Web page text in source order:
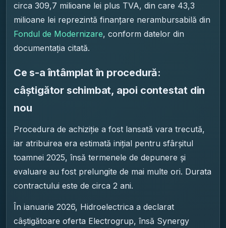
circa 309,7 milioane lei plus TVA, din care 43,3
milioane lei reprezintă finanțare nerambursabilă din
Fondul de Modernizare, conform datelor din
documentația citată.
Ce s-a întâmplat în procedură:
câștigător schimbat, apoi contestat din
nou
Procedura de achiziție a fost lansată vara trecută,
iar atribuirea era estimată inițial pentru sfârșitul
toamnei 2025, însă termenele de depunere și
evaluare au fost prelungite de mai multe ori. Durata
contractului este de circa 2 ani.
În ianuarie 2026, Hidroelectrica a declarat
câștigătoare oferta Electrogrup, însă Synergy